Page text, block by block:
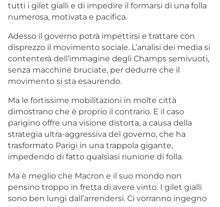
tutti i gilet gialli e di impedire il formarsi di una folla
numerosa, motivata e pacifica.
Adesso il governo potrà impettirsi e trattare con
disprezzo il movimento sociale. L’analisi dei media si
contenterà dell’immagine degli Champs semivuoti,
senza macchine bruciate, per dedurre che il
movimento si sta esaurendo.
Ma le fortissime mobilitazioni in molte città
dimostrano che è proprio il contrario. E il caso
parigino offre una visione distorta, a causa della
strategia ultra-aggressiva del governo, che ha
trasformato Parigi in una trappola gigante,
impedendo di fatto qualsiasi riunione di folla.
Ma è meglio che Macron e il suo mondo non
pensino troppo in fretta di avere vinto. I gilet gialli
sono ben lungi dall’arrendersi. Ci vorranno ingegno